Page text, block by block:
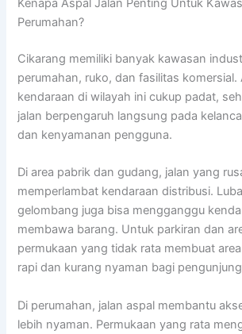
Kenapa Aspal Jalan Penting Untuk
Perumahan?
Cikarang memiliki banyak kawasan
perumahan, ruko, dan fasilitas komersial.
kendaraan di wilayah ini cukup padat,
jalan berpengaruh langsung pada
dan kenyamanan pengguna.
Di area pabrik dan gudang, jalan yang
memperlambat kendaraan distribusi.
gelombang juga bisa mengganggu
membawa barang. Untuk parkiran dan
permukaan yang tidak rata membuat
rapi dan kurang nyaman bagi
Di perumahan, jalan aspal membantu
lebih nyaman. Permukaan yang rata